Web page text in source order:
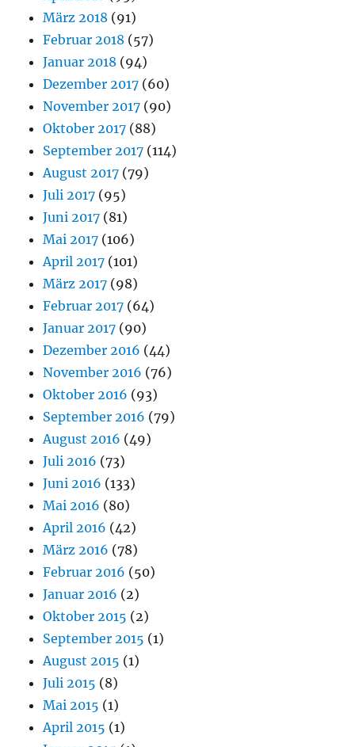
März 2018 (91)
Februar 2018 (57)
Januar 2018 (94)
Dezember 2017 (60)
November 2017 (90)
Oktober 2017 (88)
September 2017 (114)
August 2017 (79)
Juli 2017 (95)
Juni 2017 (81)
Mai 2017 (106)
April 2017 (101)
März 2017 (98)
Februar 2017 (64)
Januar 2017 (90)
Dezember 2016 (44)
November 2016 (76)
Oktober 2016 (93)
September 2016 (79)
August 2016 (49)
Juli 2016 (73)
Juni 2016 (133)
Mai 2016 (80)
April 2016 (42)
März 2016 (78)
Februar 2016 (50)
Januar 2016 (2)
Oktober 2015 (2)
September 2015 (1)
August 2015 (1)
Juli 2015 (8)
Mai 2015 (1)
April 2015 (1)